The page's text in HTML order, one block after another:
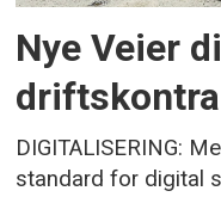
Nye Veier
DIGITALISERING:
standard for digital